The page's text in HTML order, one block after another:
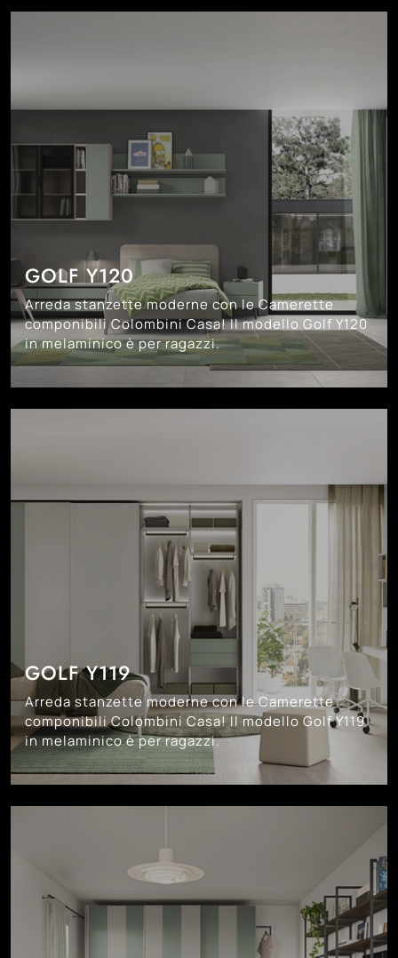
GOLF Y120
Arreda stanzette moderne con le Camerette
componibili Colombini Casa! Il modello Golf Y120
in melaminico è per ragazzi.
GOLF Y119
Arreda stanzette moderne con le Camerette
componibili Colombini Casa! Il modello Golf Y119
in melaminico è per ragazzi.